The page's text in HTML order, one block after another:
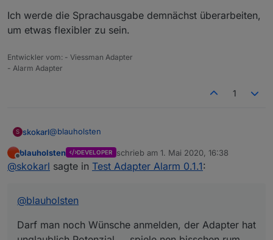
Ich habe die Sprachausgabe z.B. auch an die
Anwesenheit gekoppelt das nur bei Anwesenheit
Ich werde die Sprachausgabe demnächst überarbeiten,
um etwas flexibler zu sein.
Entwickler vom: - Viessman Adapter
- Alarm Adapter
1
S skokarl@blauholsten
Darf man noch Wünsche anmelden, der Adapter hat
unglaublich Potenzial.....spiele nen bisschen rum,
Offline
blauholsten DEVELOPER schrieb am 1. Mai 2020, 16:38
zuletzt editiert von
@skokarl sagte in Test Adapter Alarm 0.1.1:
@blauholsten
Darf man noch Wünsche anmelden, der Adapter hat